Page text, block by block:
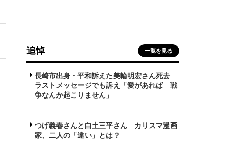
追悼 一覧を見る
長崎市出身・平和訴えた美輪明宏さん死去
ラストメッセージでも訴え「愛があれば 戦
争なんか起こりません」
つげ義春さんと白土三平さん カリスマ漫画
家、二人の「違い」とは？